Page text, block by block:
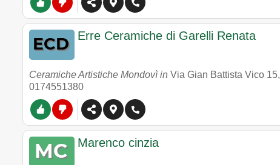
Erre Ceramiche di Garelli Renata
Ceramiche Artistiche Mondovì in Via Gian Battista Vico 15,
0174551380
Marenco cinzia